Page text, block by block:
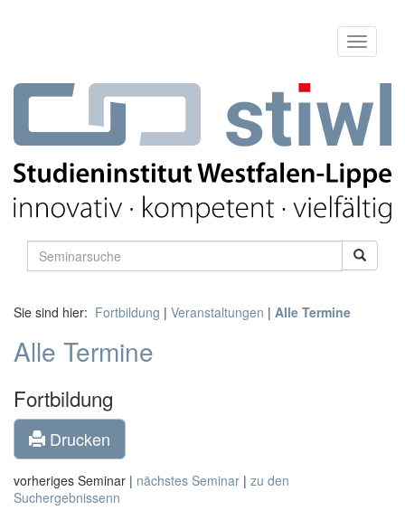
Sie sind hier: Fortbildung | Veranstaltungen | Alle Termine
Alle Termine
Fortbildung
Drucken
vorheriges Seminar | nächstes Seminar | zu den
Suchergebnissenn